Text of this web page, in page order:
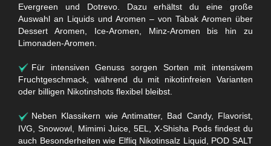
Evergreen und Dotrevo. Dazu erhältst du eine große
Auswahl an Liquids und Aromen – von Tabak Aromen über
Dessert Aromen, Ice-Aromen, Minz-Aromen bis hin zu
Limonaden-Aromen.
Für intensiven Genuss sorgen Sorten mit intensivem
Fruchtgeschmack, während du mit nikotinfreien Varianten
oder billigen Nikotinshots flexibel bleibst.
Neben Klassikern wie Antimatter, Bad Candy, Flavorist,
IVG, Snowowl, Mimimi Juice, 5EL, X-Shisha Pods findest du
auch Besonderheiten wie Elfliq Nikotinsalz Liquid, POD SALT